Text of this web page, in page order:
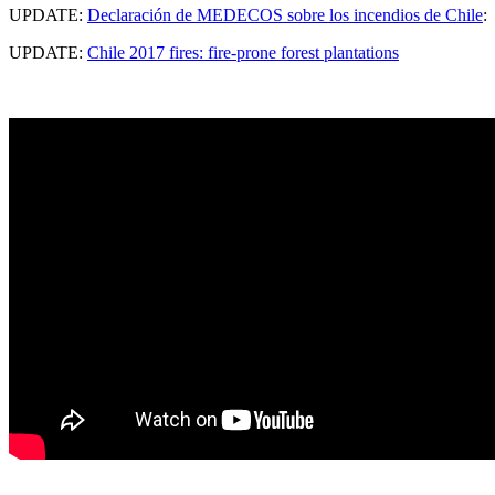
UPDATE: Declaración de MEDECOS sobre los incendios de Chile:
UPDATE: Chile 2017 fires: fire-prone forest plantations